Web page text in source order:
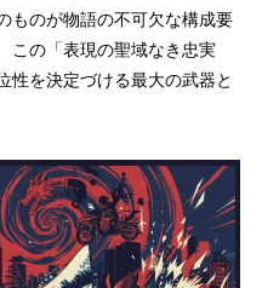
ものが物語の不可欠な構成要
この「表現の聖域なき忠実
性を決定づける最大の武器と